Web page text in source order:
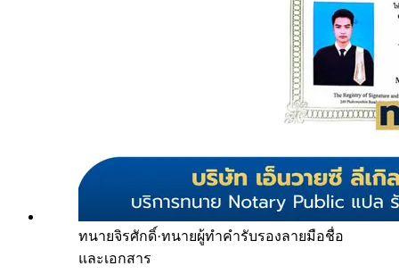
ทนายจิรศักดิ์·ทนายผู้ทำคำรับรองลายมือชื่อ
และเอกสาร